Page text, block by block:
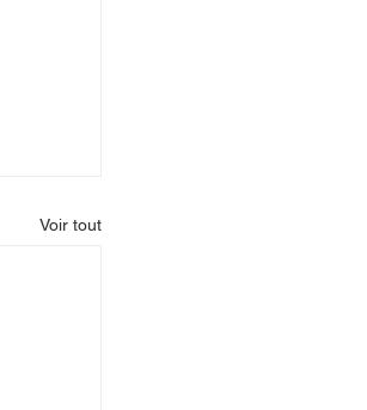
Voir tout